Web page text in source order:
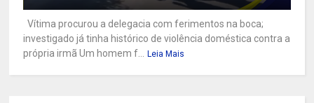
Vítima procurou a delegacia com ferimentos na boca;
investigado já tinha histórico de violência doméstica contra a
própria irmã Um homem f... Leia Mais